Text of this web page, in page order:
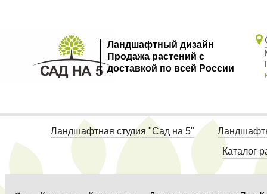
Ландшафтный дизайн
Продажа растений с
доставкой по всей России
Ландшафтная студия "Сад на 5"
Каталог